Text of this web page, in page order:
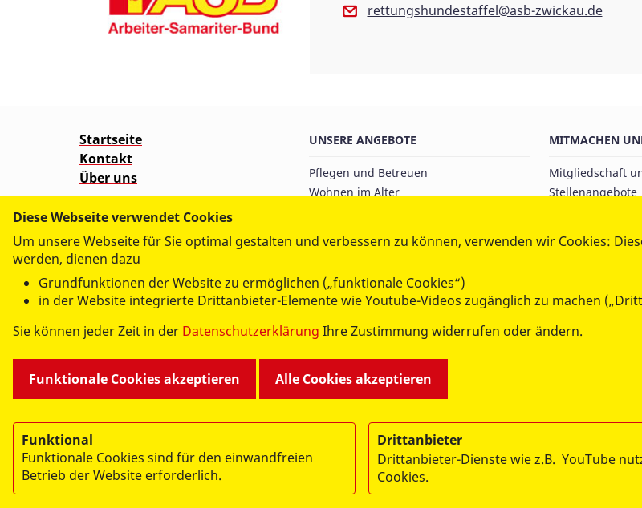
rettungshundestaffel@asb-zwickau.de
Startseite
Kontakt
Über uns
Wünschewagen
UNSERE ANGEBOTE
Pflegen und Betreuen
Wohnen im Alter
Ärztliche Versorgung
Menschen mit Behinderungen
MITMACHEN
Mitgliedschaft
Stellenangebote
Diese Webseite verwendet Cookies
Um unsere Webseite für Sie optimal gestalten und verbessern zu können, verwenden wir Cookies:
werden, dienen dazu
Grundfunktionen der Website zu ermöglichen („funktionale Cookies“)
in der Website integrierte Drittanbieter-Elemente wie Youtube-Videos zugänglich zu machen
Sie können jeder Zeit in der Datenschutzerklärung Ihre Zustimmung widerrufen oder ändern.
Funktionale Cookies akzeptieren Alle Cookies akzeptieren
Funktional
Funktionale Cookies sind für den einwandfreien
Betrieb der Website erforderlich.
Drittanbieter
Drittanbieter-Dienste wie z.B. YouTube
Cookies.